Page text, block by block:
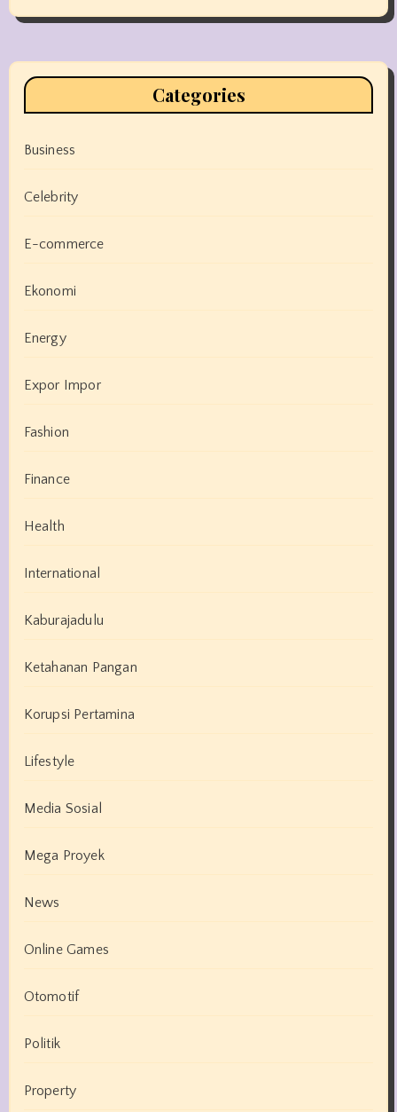
Categories
Business
Celebrity
E-commerce
Ekonomi
Energy
Expor Impor
Fashion
Finance
Health
International
Kaburajadulu
Ketahanan Pangan
Korupsi Pertamina
Lifestyle
Media Sosial
Mega Proyek
News
Online Games
Otomotif
Politik
Property